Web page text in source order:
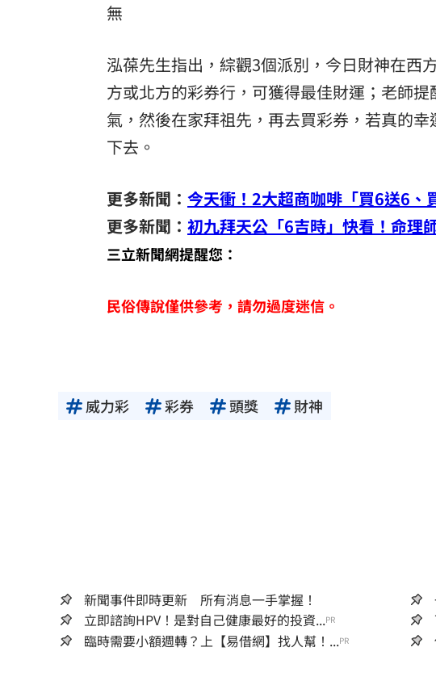
無
泓葆先生指出，綜觀3個派別，今日財神在西
方或北方的彩券行，可獲得最佳財運；老師
氣，然後在家拜祖先，再去買彩券，若真的
下去。
更多新聞： 今天衝！2大超商咖啡「買6送6
更多新聞： 初九拜天公「6吉時」快看！命
三立新聞網提醒您：
民俗傳說僅供參考，請勿過度迷信。
威力彩 彩券 頭獎 財神
新聞事件即時更新 所有消息一手掌握！
立即諮詢HPV！是對自己健康最好的投資...PR
臨時需要小額週轉？上【易借網】找人幫！...PR